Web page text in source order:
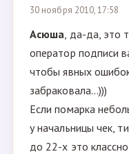
30 ноября 2010, 17:58
Асюша, да-да, это
оператор подписи
чтобы явных
забраковала...)))
Если помарка
у начальницы чек,
до 22-х это